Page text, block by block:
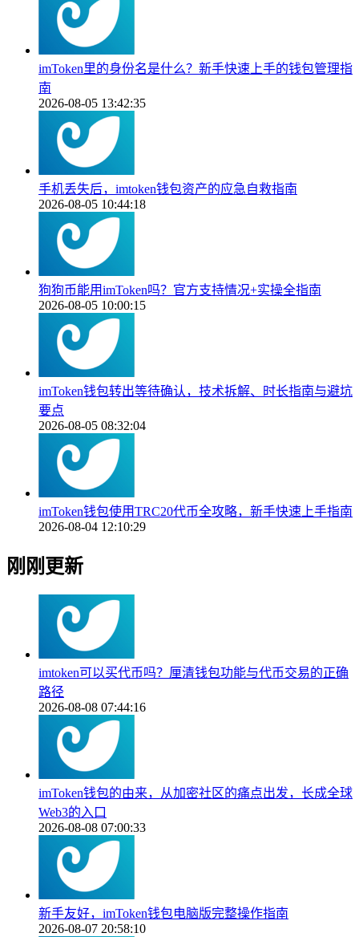
imToken里的身份名是什么？新手快速上手的钱包管理指
南
2026-08-05 13:42:35
手机丢失后，imtoken钱包资产的应急自救指南
2026-08-05 10:44:18
狗狗币能用imToken吗？官方支持情况+实操全指南
2026-08-05 10:00:15
imToken钱包转出等待确认，技术拆解、时长指南与避坑
要点
2026-08-05 08:32:04
imToken钱包使用TRC20代币全攻略，新手快速上手指南
2026-08-04 12:10:29
刚刚更新
imtoken可以买代币吗？厘清钱包功能与代币交易的正确
路径
2026-08-08 07:44:16
imToken钱包的由来，从加密社区的痛点出发，长成全球
Web3的入口
2026-08-08 07:00:33
新手友好，imToken钱包电脑版完整操作指南
2026-08-07 20:58:10